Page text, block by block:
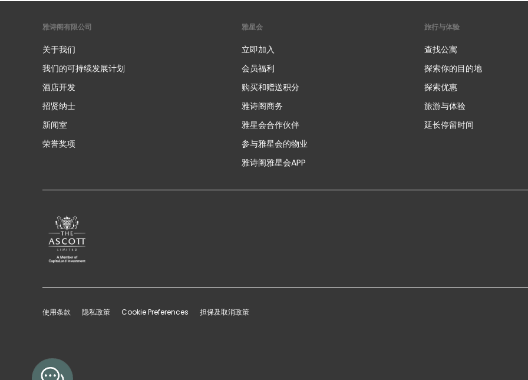
雅诗阁有限公司
关于我们
我们的可持续发展计划
酒店开发
招贤纳士
新闻室
荣誉奖项
雅星会
立即加入
会员福利
购买和赠送积分
雅诗阁商务
雅星会合作伙伴
参与雅星会的物业
雅诗阁雅星会APP
旅行与体验
查找公寓
探索你的目的地
探索优惠
旅游与体验
延长停留时间
使用条款 隐私政策 Cookie Preferences 担保及取消政策